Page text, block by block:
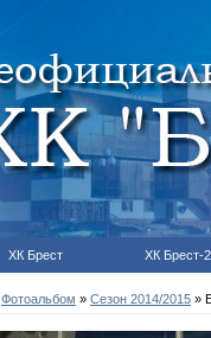
ХК Брест ХК Брест-2
Фотоальбом » Сезон 2014/2015 »